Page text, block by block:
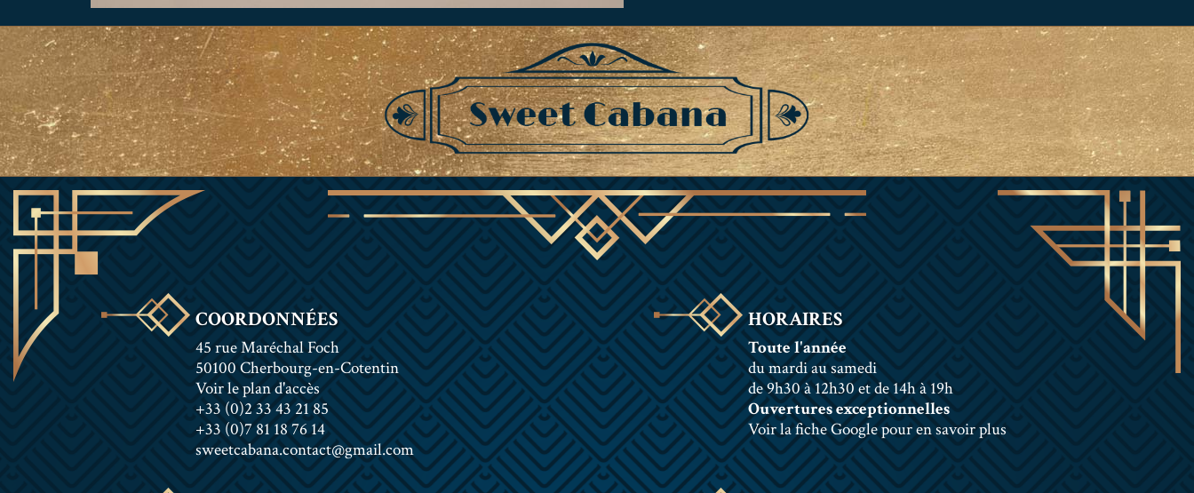
COORDONNÉES
45 rue Maréchal Foch
50100 Cherbourg-en-Cotentin
Voir le plan d'accès
+33 (0)2 33 43 21 85
+33 (0)7 81 18 76 14
sweetcabana.contact@gmail.com
HORAIRES
Toute l'année
du mardi au samedi
de 9h30 à 12h30 et de 14h à 19h
Ouvertures exceptionnelles
Voir la fiche Google pour en savoir plus